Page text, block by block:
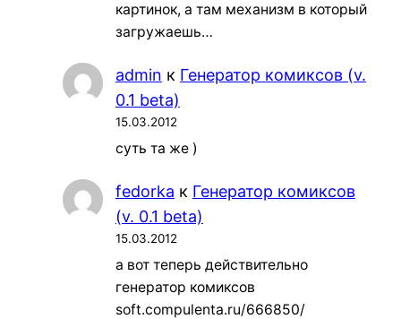
картинок, а там механизм в который
загружаешь…
admin к Генератор комиксов (v.
0.1 beta)
15.03.2012
суть та же )
fedorka к Генератор комиксов
(v. 0.1 beta)
15.03.2012
а вот теперь действительно
генератор комиксов
soft.compulenta.ru/666850/